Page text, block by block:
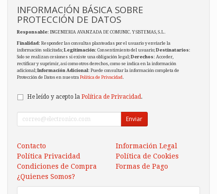
INFORMACIÓN BÁSICA SOBRE
PROTECCIÓN DE DATOS
Responsable: INGENIERIA AVANZADA DE COMUNIC. Y SISTEMAS, S.L.
Finalidad: Responder las consultas planteadas por el usuario y enviarle la
información solicitada;Legitimación: Consentimiento del usuario;Destinatarios:
Solo se realizan cesiones si existe una obligación legal;Derechos: Acceder,
rectificar y suprimir, así como otros derechos, como se indica en la información
adicional;Información Adicional: Puede consultar la información completa de
Protección de Datos en nuestra Política de Privacidad.
He leído y acepto la Política de Privacidad .
Enviar
Contacto
Información Legal
Política Privacidad
Política de Cookies
Condiciones de Compra
Formas de Pago
¿Quienes Somos?